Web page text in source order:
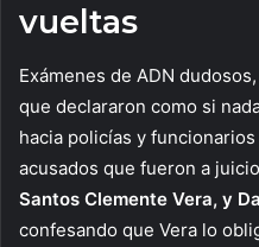
vueltas
Exámenes de ADN
que declararon como si
hacia policías y
acusados que fueron a
Santos Clemente Vera, y
confesando que Vera lo